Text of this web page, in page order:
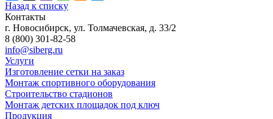
Назад к списку
Контакты
г. Новосибирск, ул. Толмачевская, д. 33/2
8 (800) 301-82-58
info@siberg.ru
Услуги
Изготовление сетки на заказ
Монтаж спортивного оборудования
Строительство стадионов
Монтаж детских площадок под ключ
Продукция